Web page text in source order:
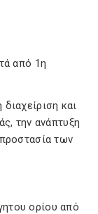
από 1η
και
την ανάπτυξη
των
ορίου από